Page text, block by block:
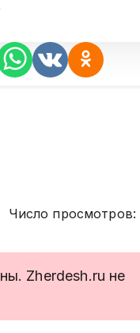
Число просмотров:
Zherdesh.ru не